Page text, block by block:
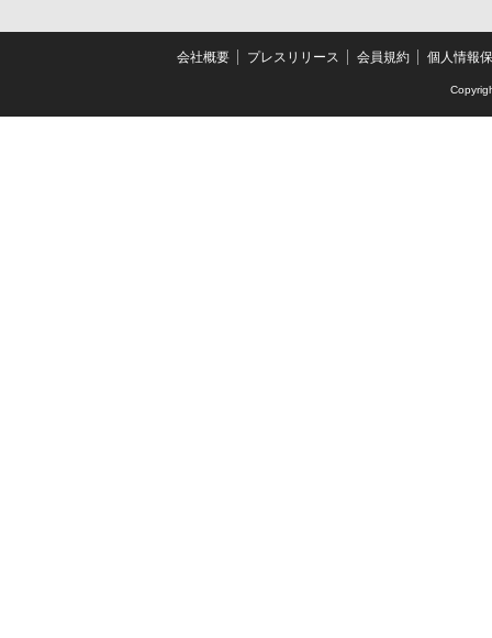
会社概要 プレスリリース 会員規約 個人情報